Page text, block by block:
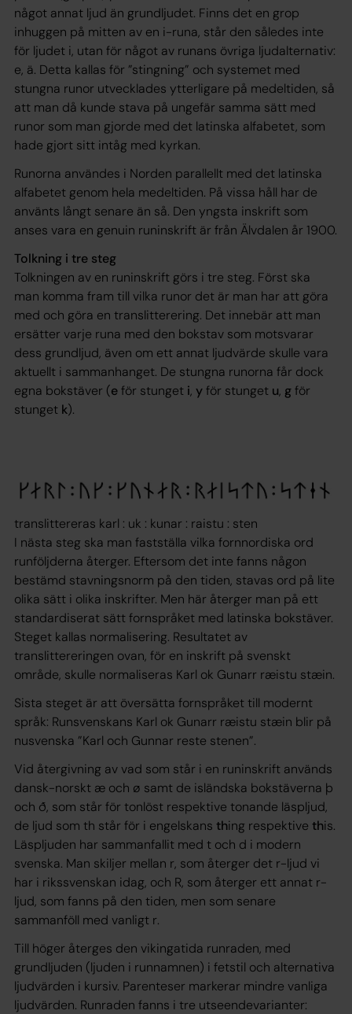
något annat ljud än grundljudet. Finns det en grop
inhuggen på mitten av en i-runa, står den således inte
för ljudet i, utan för något av runans övriga ljudalternativ:
e, ä. Detta kallas för ”stingning” och systemet med
stungna runor utvecklades ytterligare på medeltiden, så
att man då kunde stava på ungefär samma sätt med
runor som man gjorde med det latinska alfabetet, som
hade gjort sitt intåg med kyrkan.
Runorna användes i Norden parallellt med det latinska
alfabetet genom hela medeltiden. På vissa håll har de
använts långt senare än så. Den yngsta inskrift som
anses vara en genuin runinskrift är från Älvdalen år 1900.
Tolkning i tre steg
Tolkningen av en runinskrift görs i tre steg. Först ska
man komma fram till vilka runor det är man har att göra
med och göra en translitterering. Det innebär att man
ersätter varje runa med den bokstav som motsvarar
dess grundljud, även om ett annat ljudvärde skulle vara
aktuellt i sammanhanget. De stungna runorna får dock
egna bokstäver (eför stunget i, yför stunget u, gför
stunget k).
translittereras karl : uk : kunar : raistu : sten
I nästa steg ska man fastställa vilka fornnordiska ord
runföljderna återger. Eftersom det inte fanns någon
bestämd stavningsnorm på den tiden, stavas ord på lite
olika sätt i olika inskrifter. Men här återger man på ett
standardiserat sätt fornspråket med latinska bokstäver.
Steget kallas normalisering. Resultatet av
translittereringen ovan, för en inskrift på svenskt
område, skulle normaliseras Karl ok Gunarr ræistu stæin.
Sista steget är att översätta fornspråket till modernt
språk: Runsvenskans Karl ok Gunarr ræistu stæin blir på
nusvenska ”Karl och Gunnar reste stenen”.
Vid återgivning av vad som står i en runinskrift används
dansk-norskt æ och ø samt de isländska bokstäverna þ
och ð, som står för tonlöst respektive tonande läspljud,
de ljud som th står för i engelskans thing respektive this.
Läspljuden har sammanfallit med t och d i modern
svenska. Man skiljer mellan r, som återger det r-ljud vi
har i rikssvenskan idag, och R, som återger ett annat r-
ljud, som fanns på den tiden, men som senare
sammanföll med vanligt r.
Till höger återges den vikingatida runraden, med
grundljuden (ljuden i runnamnen) i fetstil och alternativa
ljudvärden i kursiv. Parenteser markerar mindre vanliga
ljudvärden. Runraden fanns i tre utseendevarianter: